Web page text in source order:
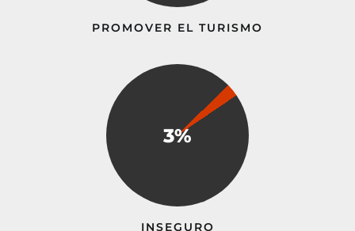
PROMOVER EL TURISMO
3%
INSEGURO